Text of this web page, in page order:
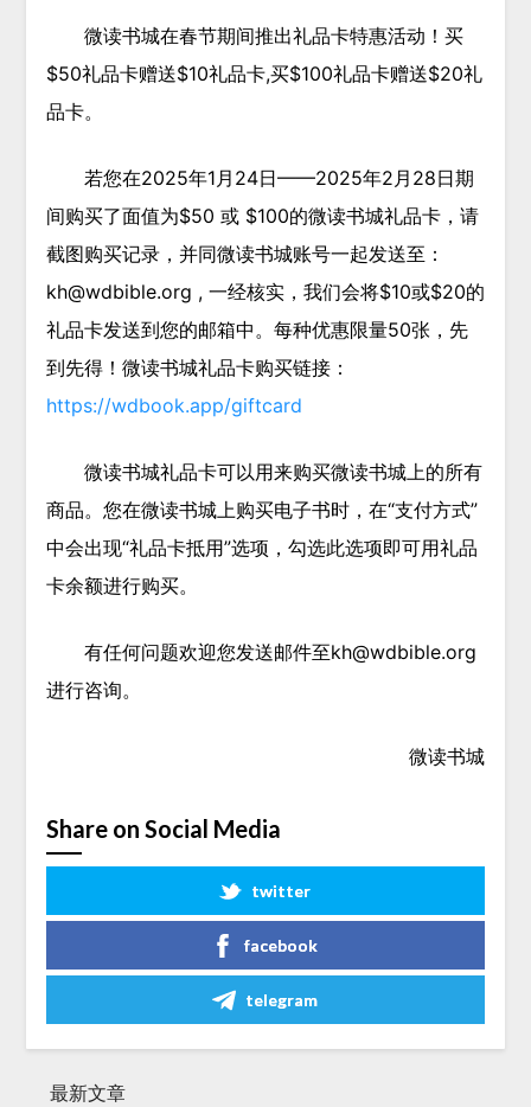
微读书城在春节期间推出礼品卡特惠活动！买
$50礼品卡赠送$10礼品卡,买$100礼品卡赠送$20礼
品卡。
若您在2025年1月24日——2025年2月28日期
间购买了面值为$50 或 $100的微读书城礼品卡，请
截图购买记录，并同微读书城账号一起发送至：
kh@wdbible.org , 一经核实，我们会将$10或$20的
礼品卡发送到您的邮箱中。每种优惠限量50张，先
到先得！微读书城礼品卡购买链接：
https://wdbook.app/giftcard
微读书城礼品卡可以用来购买微读书城上的所有
商品。您在微读书城上购买电子书时，在“支付方式”
中会出现“礼品卡抵用”选项，勾选此选项即可用礼品
卡余额进行购买。
有任何问题欢迎您发送邮件至kh@wdbible.org
进行咨询。
微读书城
Share on Social Media
twitter
facebook
telegram
最新文章